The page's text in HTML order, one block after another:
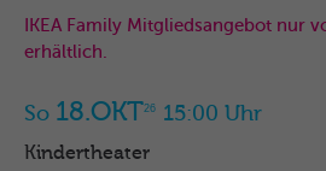
IKEA Family Mitgliedsangebot nur
erhältlich.
So 18.OKT26 15:00 Uhr
Kindertheater